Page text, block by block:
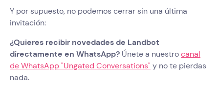
Y por supuesto, no podemos cerrar sin una última
invitación:
¿Quieres recibir novedades de Landbot
directamente en WhatsApp? Únete a nuestrocanal
de WhatsApp "Ungated Conversations" y no te pierdas
nada.